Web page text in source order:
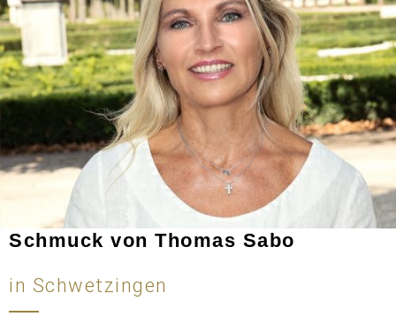
Schmuck von Thomas Sabo
in Schwetzingen